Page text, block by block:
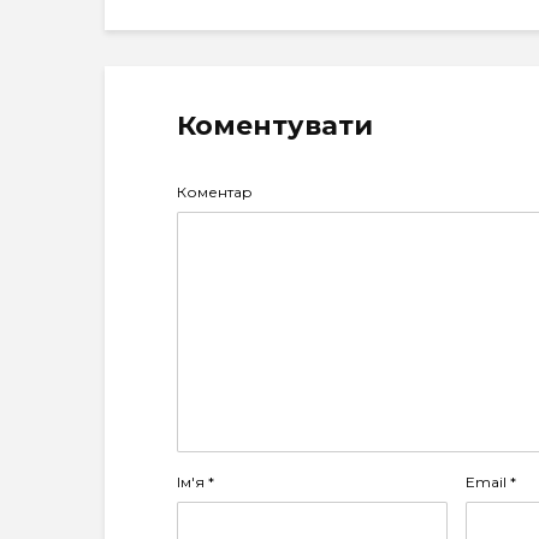
Коментувати
Коментар
Ім'я * Email *